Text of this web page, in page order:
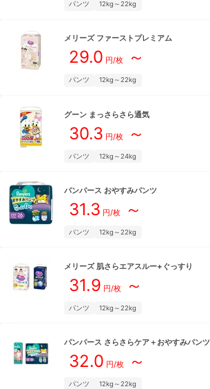
パンツ 12kg～22kg
メリーズ ファーストプレミアム
29.0 円/枚～
パンツ 12kg～22kg
グーン まっさらさら通気
30.3 円/枚～
パンツ 12kg～24kg
パンパース おやすみパンツ
31.3 円/枚～
パンツ 12kg～22kg
メリーズ 肌さらエアスルー+ぐっすり
31.9 円/枚～
パンツ 12kg～22kg
パンパース さらさらケア＋おやすみパンツ
32.0 円/枚～
パンツ 12kg～22kg